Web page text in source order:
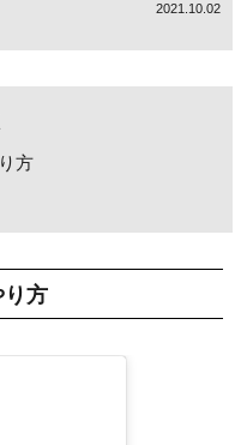
2021.10.02
方
方